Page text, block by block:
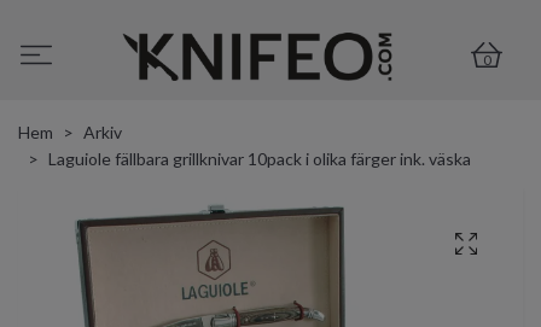
0
Hem
Arkiv
Laguiole fällbara grillknivar 10pack i olika färger ink. väska